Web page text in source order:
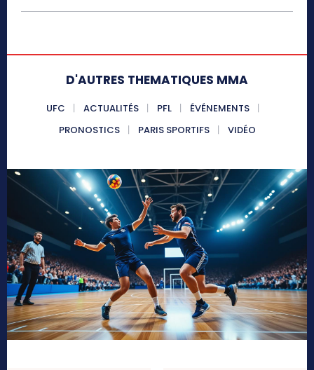
D'AUTRES THEMATIQUES MMA
UFC ACTUALITÉS PFL
ÉVÉNEMENTS
PRONOSTICS
PARIS SPORTIFS VIDÉO